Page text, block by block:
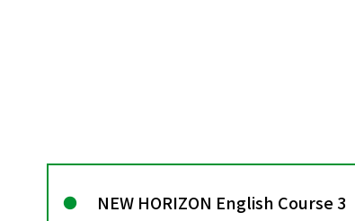
NEW HORIZON English Course 3